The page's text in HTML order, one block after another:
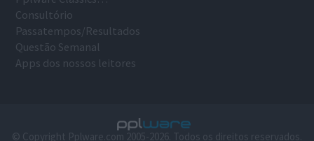
Consultório
Passatempos/Resultados
Questão Semanal
Apps dos nossos leitores
© Copyright Pplware.com 2005-2026. Todos os direitos reservados.